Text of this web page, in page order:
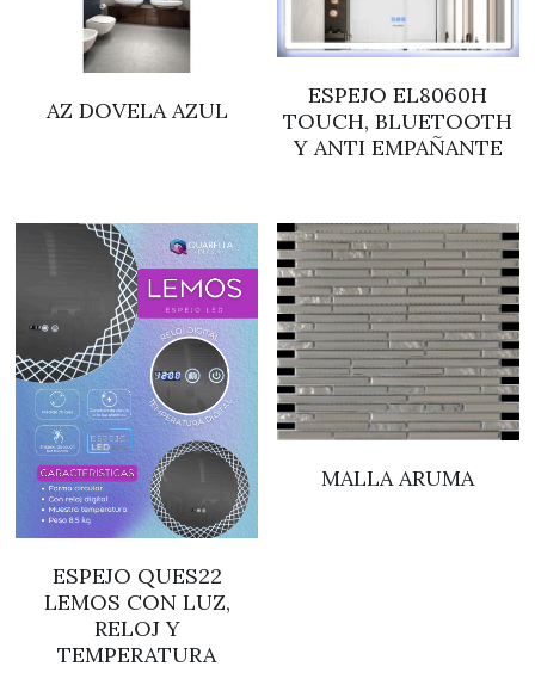
AZ DOVELA AZUL
ESPEJO EL8060H
TOUCH, BLUETOOTH
Y ANTI EMPAÑANTE
ESPEJO QUES22
LEMOS CON LUZ,
RELOJ Y
TEMPERATURA
MALLA ARUMA